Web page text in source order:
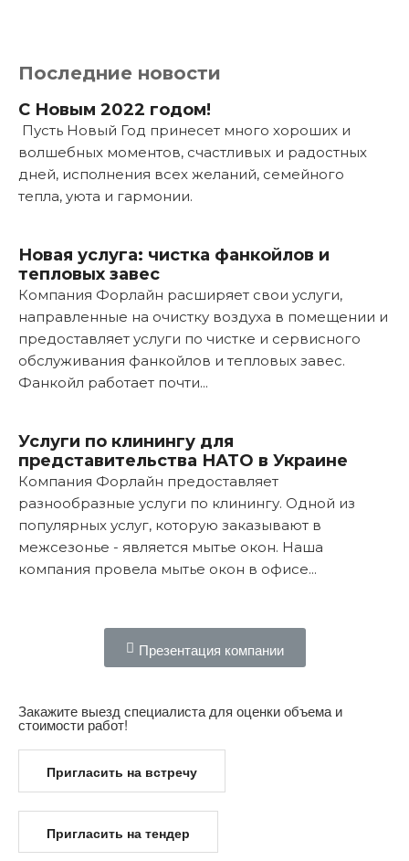
Последние новости
С Новым 2022 годом!
Пусть Новый Год принесет много хороших и
волшебных моментов, счастливых и радостных
дней, исполнения всех желаний, семейного
тепла, уюта и гармонии.
Новая услуга: чистка фанкойлов и
тепловых завес
Компания Форлайн расширяет свои услуги,
направленные на очистку воздуха в помещении и
предоставляет услуги по чистке и сервисного
обслуживания фанкойлов и тепловых завес.
Фанкойл работает почти...
Услуги по клинингу для
представительства НАТО в Украине
Компания Форлайн предоставляет
разнообразные услуги по клинингу. Одной из
популярных услуг, которую заказывают в
межсезонье - является мытье окон. Наша
компания провела мытье окон в офисе...
Презентация компании
Закажите выезд специалиста для оценки объема и
стоимости работ!
Пригласить на встречу
Пригласить на тендер